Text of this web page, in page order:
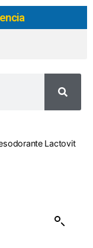
Lactovit